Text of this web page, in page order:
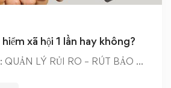
xã hội 1 lần hay không?
LÝ RỦI RO – RÚT BẢO …